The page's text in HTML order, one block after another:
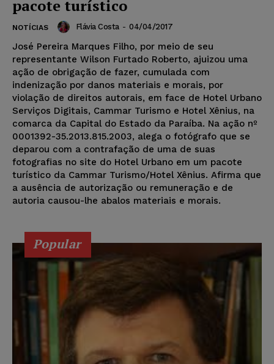
pacote turístico
NOTÍCIAS Flávia Costa - 04/04/2017
José Pereira Marques Filho, por meio de seu
representante Wilson Furtado Roberto, ajuizou uma
ação de obrigação de fazer, cumulada com
indenização por danos materiais e morais, por
violação de direitos autorais, em face de Hotel Urbano
Serviços Digitais, Cammar Turismo e Hotel Xênius, na
comarca da Capital do Estado da Paraíba. Na ação nº
0001392-35.2013.815.2003, alega o fotógrafo que se
deparou com a contrafação de uma de suas
fotografias no site do Hotel Urbano em um pacote
turístico da Cammar Turismo/Hotel Xênius. Afirma que
a ausência de autorização ou remuneração e de
autoria causou-lhe abalos materiais e morais.
Popular